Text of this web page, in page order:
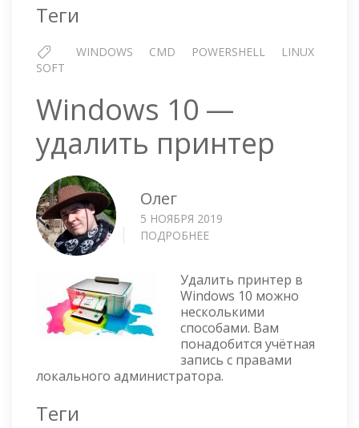
Теги
WINDOWS CMD POWERSHELL
LINUX
SOFT
Windows 10 —
удалить принтер
Олег
5 НОЯБРЯ 2019
ПОДРОБНЕЕ
—
УДАЛИТЬ
ПРИНТЕР
Удалить принтер в
Windows 10 можно
несколькими
способами. Вам
понадобится учётная
запись с правами
локального администратора.
Теги